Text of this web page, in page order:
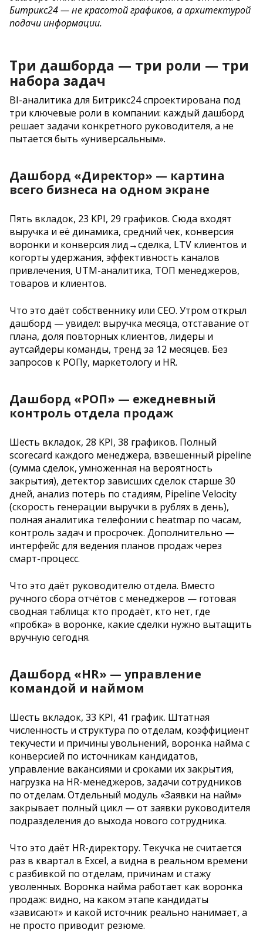
Битрикс24 — не красотой графиков, а архитектурой
подачи информации.
Три дашборда — три роли — три
набора задач
BI-аналитика для Битрикс24 спроектирована под
три ключевые роли в компании: каждый дашборд
решает задачи конкретного руководителя, а не
пытается быть «универсальным».
Дашборд «Директор» — картина
всего бизнеса на одном экране
Пять вкладок, 23 KPI, 29 графиков. Сюда входят
выручка и её динамика, средний чек, конверсия
воронки и конверсия лид→сделка, LTV клиентов и
когорты удержания, эффективность каналов
привлечения, UTM-аналитика, ТОП менеджеров,
товаров и клиентов.
Что это даёт собственнику или CEO. Утром открыл
дашборд — увидел: выручка месяца, отставание от
плана, доля повторных клиентов, лидеры и
аутсайдеры команды, тренд за 12 месяцев. Без
запросов к РОПу, маркетологу и HR.
Дашборд «РОП» — ежедневный
контроль отдела продаж
Шесть вкладок, 28 KPI, 38 графиков. Полный
scorecard каждого менеджера, взвешенный pipeline
(сумма сделок, умноженная на вероятность
закрытия), детектор зависших сделок старше 30
дней, анализ потерь по стадиям, Pipeline Velocity
(скорость генерации выручки в рублях в день),
полная аналитика телефонии с heatmap по часам,
контроль задач и просрочек. Дополнительно —
интерфейс для ведения планов продаж через
смарт-процесс.
Что это даёт руководителю отдела. Вместо
ручного сбора отчётов с менеджеров — готовая
сводная таблица: кто продаёт, кто нет, где
«пробка» в воронке, какие сделки нужно вытащить
вручную сегодня.
Дашборд «HR» — управление
командой и наймом
Шесть вкладок, 33 KPI, 41 график. Штатная
численность и структура по отделам, коэффициент
текучести и причины увольнений, воронка найма с
конверсией по источникам кандидатов,
управление вакансиями и сроками их закрытия,
нагрузка на HR-менеджеров, задачи сотрудников
по отделам. Отдельный модуль «Заявки на найм»
закрывает полный цикл — от заявки руководителя
подразделения до выхода нового сотрудника.
Что это даёт HR-директору. Текучка не считается
раз в квартал в Excel, а видна в реальном времени
с разбивкой по отделам, причинам и стажу
уволенных. Воронка найма работает как воронка
продаж: видно, на каком этапе кандидаты
«зависают» и какой источник реально нанимает, а
не просто приводит резюме.